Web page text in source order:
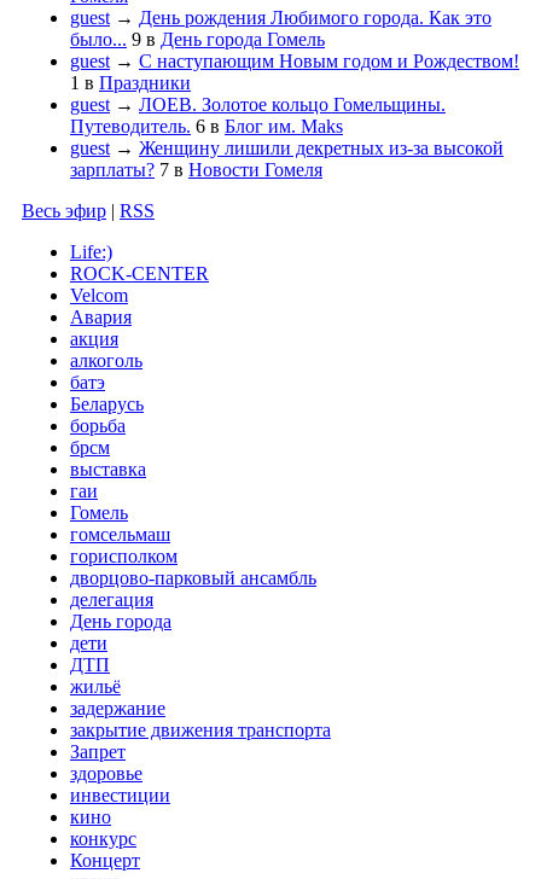
guest→ День рождения Любимого города. Как это
было... 9 в День города Гомель
guest→ С наступающим Новым годом и Рождеством!
1 в Праздники
guest→ ЛОЕВ. Золотое кольцо Гомельщины.
Путеводитель. 6 в Блог им. Maks
guest→ Женщину лишили декретных из-за высокой
зарплаты? 7 в Новости Гомеля
Весь эфир
RSS
Life:)
ROCK-CENTER
Velcom
Авария
акция
алкоголь
батэ
Беларусь
борьба
брсм
выставка
гаи
Гомель
гомсельмаш
горисполком
дворцово-парковый ансамбль
делегация
День города
дети
ДТП
жильё
задержание
закрытие движения транспорта
Запрет
здоровье
инвестиции
кино
конкурс
Концерт